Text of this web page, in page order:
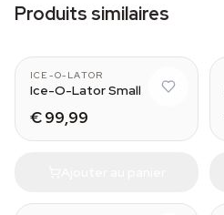
Produits similaires
ICE-O-LATOR
Ice-O-Lator Small
€ 99,99